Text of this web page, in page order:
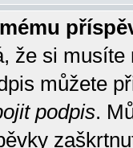
že si
můžete
podpis.